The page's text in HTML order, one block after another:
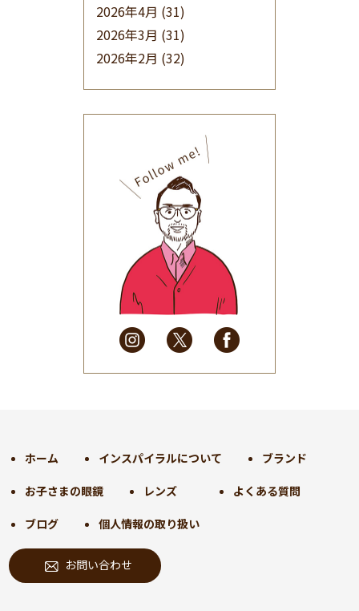
2026年4月 (31)
2026年3月 (31)
2026年2月 (32)
(32)
2025年9月(30)
2025年8月(31)
2025年7月(37)
2025年6月(48)
2025年5月
(41)
2025年4月
(32)
2025年3月(31)
2025年2月
(28)
2024年9月(30)
2024年7月(31)
2024年6月(30)
2024年5月
2024年4月 (32)
ホーム インスパイラルについて ブランド
お子さまの眼鏡 レンズ よくある質問
ブログ 個人情報の取り扱い
お問い合わせ